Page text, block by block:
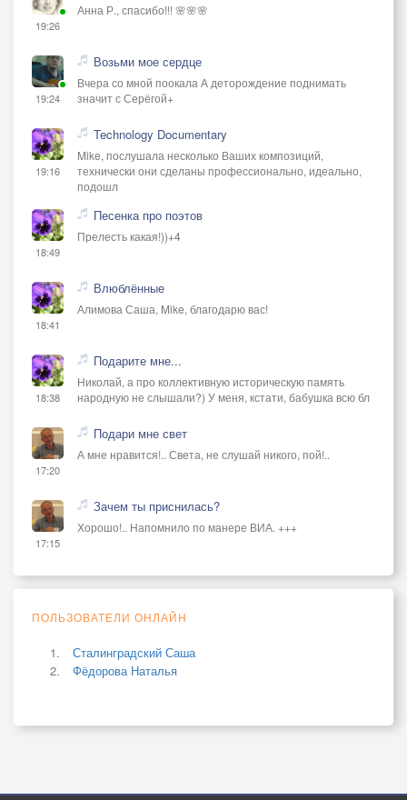
19:26
Анна Р., спасибо!!! 🌸🌸🌸
19:24
Возьми мое сердце
Вчера со мной поокала А деторождение поднимать
значит с Серёгой+
19:16
Technology Documentary
Mike, послушала несколько Ваших композиций,
технически они сделаны профессионально, идеально,
подошл
18:49
Песенка про поэтов
Прелесть какая!))+4
18:41
Влюблённые
Алимова Саша, Mike, благодарю вас!
18:38
Подарите мне...
Николай, а про коллективную историческую память
народную не слышали?) У меня, кстати, бабушка всю бл
17:20
Подари мне свет
А мне нравится!.. Света, не слушай никого, пой!..
17:15
Зачем ты приснилась?
Хорошо!.. Напомнило по манере ВИА. +++
ПОЛЬЗОВАТЕЛИ ОНЛАЙН
Сталинградский Саша
Фёдорова Наталья